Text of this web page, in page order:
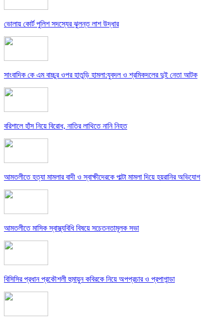
ভোলায় কোর্ট পুলিশ সদস্যের ঝুলন্ত লাশ উদ্ধার
সাংবাদিক কে এম বাচ্চুর ওপর হাতুড়ি হামলা:যুবদল ও শ্রমিকদলের দুই নেতা আটক
বরিশালে হাঁস নিয়ে বিরোধ, নাতির লাথিতে নানি নিহত
আমতলীতে হত্যা মামলার বাদী ও স্বাক্ষীদেরকে পাল্টা মামলা দিয়ে হয়রানির অভিযোগ
আমতলীতে মাসিক স্বাস্থ্যবিধি বিষয়ে সচেতনতামূলক সভা
বিসিসির প্রধান প্রকৌশলী হুমায়ুন কবিরকে নিয়ে অপপ্রচার ও প্রপাগান্ডা